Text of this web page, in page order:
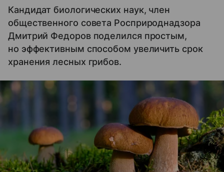
Кандидат биологических наук, член
общественного совета Росприроднадзора
Дмитрий Федоров поделился простым,
но эффективным способом увеличить срок
хранения лесных грибов.